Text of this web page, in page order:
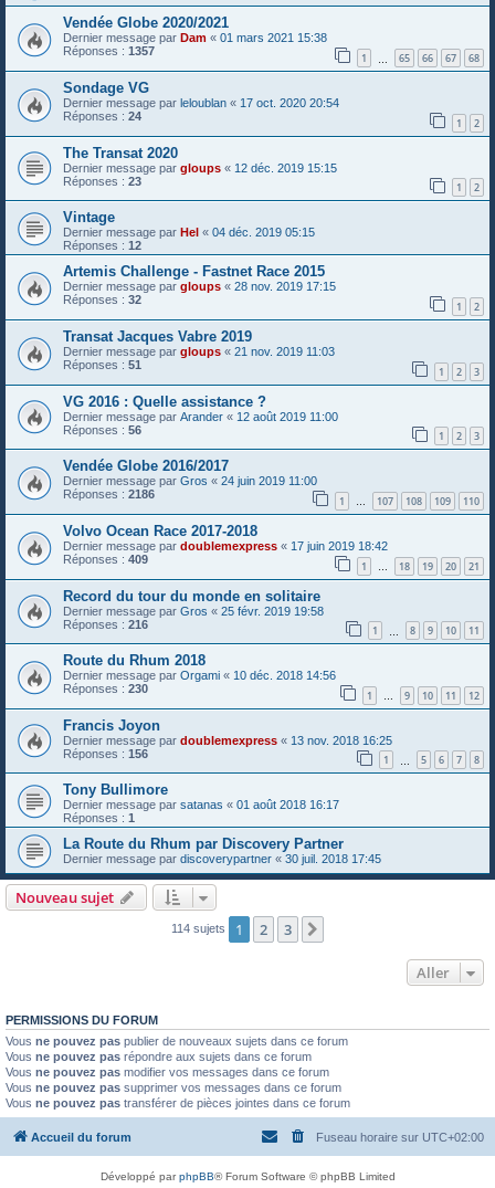
Vendée Globe 2020/2021
Dernier message par Dam « 01 mars 2021 15:38
Réponses : 1357 1 65 66 67 68
Sondage VG
Dernier message par leloublan « 17 oct. 2020 20:54
Réponses : 24 1 2
The Transat 2020
Dernier message par gloups « 12 déc. 2019 15:15
Réponses : 23 1 2
Vintage
Dernier message par Hel « 04 déc. 2019 05:15
Réponses : 12
Artemis Challenge - Fastnet Race 2015
Dernier message par gloups « 28 nov. 2019 17:15
Réponses : 32 1 2
Transat Jacques Vabre 2019
Dernier message par gloups « 21 nov. 2019 11:03
Réponses : 51 1 2 3
VG 2016 : Quelle assistance ?
Dernier message par Arander « 12 août 2019 11:00
Réponses : 56 1 2 3
Vendée Globe 2016/2017
Dernier message par Gros « 24 juin 2019 11:00
Réponses : 2186 1 … 107 108 109 110
Volvo Ocean Race 2017-2018
Dernier message par doublemexpress « 17 juin 2019 18:42
Réponses : 409 1 18 19 20 21
Record du tour du monde en solitaire
Dernier message par Gros « 25 févr. 2019 19:58
Réponses : 216 1 8 9 10 11
Route du Rhum 2018
Dernier message par Orgami « 10 déc. 2018 14:56
Réponses : 230 1 … 9 10 11 12
Francis Joyon
Dernier message par doublemexpress « 13 nov. 2018 16:25
Réponses : 156 1 5 6 7 8
Tony Bullimore
Dernier message par satanas « 01 août 2018 16:17
Réponses : 1
La Route du Rhum par Discovery Partner
Dernier message par discoverypartner « 30 juil. 2018 17:45
Nouveau sujet
114 sujets 1 2 3
Aller
PERMISSIONS DU FORUM
Vous ne pouvez pas publier de nouveaux sujets dans ce forum
Vous ne pouvez pas répondre aux sujets dans ce forum
Vous ne pouvez pas modifier vos messages dans ce forum
Vous ne pouvez pas supprimer vos messages dans ce forum
Vous ne pouvez pas transférer de pièces jointes dans ce forum
Accueil du forum Fuseau horaire sur UTC+02:00
Développé parphpBB® Forum Software © phpBB Limited